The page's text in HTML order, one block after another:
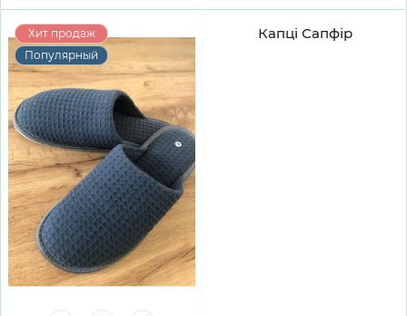
Хит продаж
Популярный
Капці Сапфір